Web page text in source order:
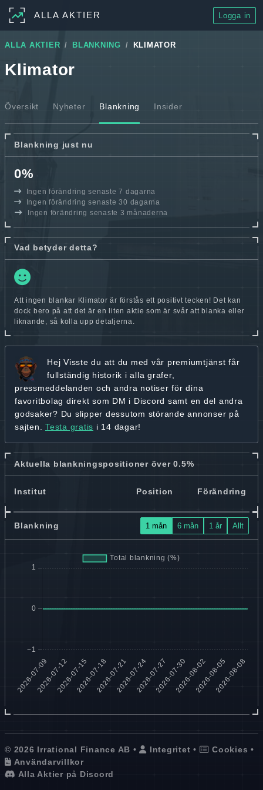
ALLA AKTIER Logga in
ALLA AKTIER BLANKNING KLIMATOR
Klimator
Översikt Nyheter Blankning Insider
Blankning just nu
0%
Ingen förändring senaste 7 dagarna
Ingen förändring senaste 30 dagarna
Ingen förändring senaste 3 månaderna
Vad betyder detta?
Att ingen blankar Klimator är förstås ett positivt tecken! Det kan
dock bero på att det är en liten aktie som är svår att blanka eller
liknande, så kolla upp detaljerna.
Hej Visste du att du med vår premiumtjänst får
fullständig historik i alla grafer,
pressmeddelanden och andra notiser för dina
favoritbolag direkt som DM i Discord samt en del andra
godsaker? Du slipper dessutom störande annonser på
sajten. Testa gratis i 14 dagar!
Aktuella blankningspositioner över 0.5%
Institut Position Förändring
Blankning 1 mån 6 mån 1 år Allt
© 2026 Irrational Finance AB • Integritet • Cookies •
Användarvillkor
Alla Aktier på Discord